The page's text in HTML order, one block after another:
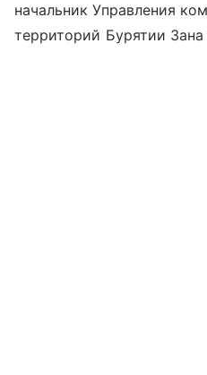
начальник Управления
территорий Бурятии